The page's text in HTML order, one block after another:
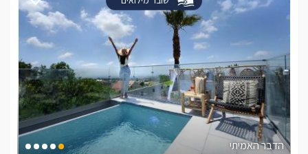
הדבר האמיתי